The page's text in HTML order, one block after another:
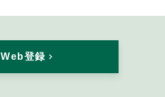
Web登録